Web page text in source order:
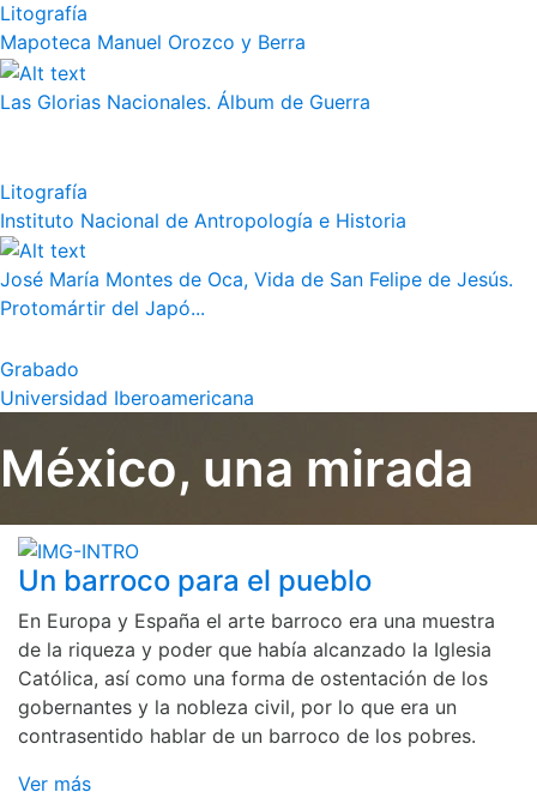
Litografía
Mapoteca Manuel Orozco y Berra
Las Glorias Nacionales. Álbum de Guerra
Litografía
Instituto Nacional de Antropología e Historia
José María Montes de Oca, Vida de San Felipe de Jesús.
Protomártir del Japó...
Grabado
Universidad Iberoamericana
México, una mirada
Un barroco para el pueblo
En Europa y España el arte barroco era una muestra
de la riqueza y poder que había alcanzado la Iglesia
Católica, así como una forma de ostentación de los
gobernantes y la nobleza civil, por lo que era un
contrasentido hablar de un barroco de los pobres.
Ver más